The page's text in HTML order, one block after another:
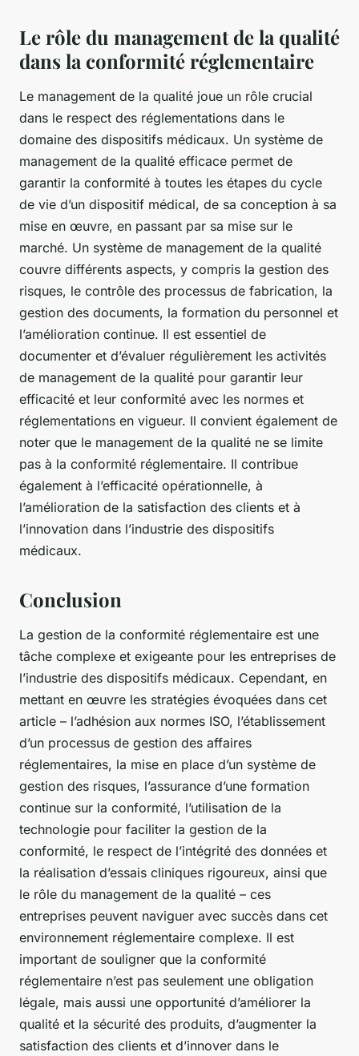
Le rôle du management de la qualité
dans la conformité réglementaire
Le management de la qualité joue un rôle crucial
dans le respect des réglementations dans le
domaine des dispositifs médicaux. Un système de
management de la qualité efficace permet de
garantir la conformité à toutes les étapes du cycle
de vie d’un dispositif médical, de sa conception à sa
mise en œuvre, en passant par sa mise sur le
marché. Un système de management de la qualité
couvre différents aspects, y compris la gestion des
risques, le contrôle des processus de fabrication, la
gestion des documents, la formation du personnel et
l’amélioration continue. Il est essentiel de
documenter et d’évaluer régulièrement les activités
de management de la qualité pour garantir leur
efficacité et leur conformité avec les normes et
réglementations en vigueur. Il convient également de
noter que le management de la qualité ne se limite
pas à la conformité réglementaire. Il contribue
également à l’efficacité opérationnelle, à
l’amélioration de la satisfaction des clients et à
l’innovation dans l’industrie des dispositifs
médicaux.
Conclusion
La gestion de la conformité réglementaire est une
tâche complexe et exigeante pour les entreprises de
l’industrie des dispositifs médicaux. Cependant, en
mettant en œuvre les stratégies évoquées dans cet
article – l’adhésion aux normes ISO, l’établissement
d’un processus de gestion des affaires
réglementaires, la mise en place d’un système de
gestion des risques, l’assurance d’une formation
continue sur la conformité, l’utilisation de la
technologie pour faciliter la gestion de la
conformité, le respect de l’intégrité des données et
la réalisation d’essais cliniques rigoureux, ainsi que
le rôle du management de la qualité – ces
entreprises peuvent naviguer avec succès dans cet
environnement réglementaire complexe. Il est
important de souligner que la conformité
réglementaire n’est pas seulement une obligation
légale, mais aussi une opportunité d’améliorer la
qualité et la sécurité des produits, d’augmenter la
satisfaction des clients et d’innover dans le